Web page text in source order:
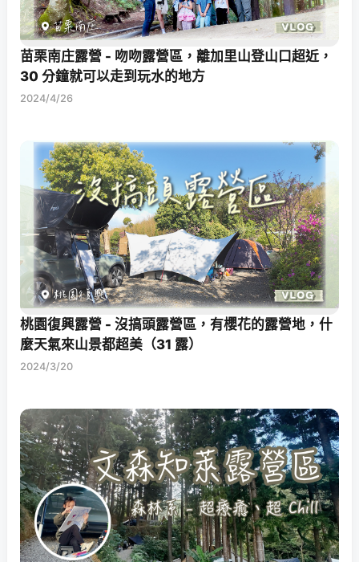
苗栗南庄露營 - 吻吻露營區，離加里山登山口超近，
30 分鐘就可以走到玩水的地方
2024/4/26
桃園復興露營 - 沒搞頭露營區，有櫻花的露營地，什
麼天氣來山景都超美（31 露）
2024/3/20